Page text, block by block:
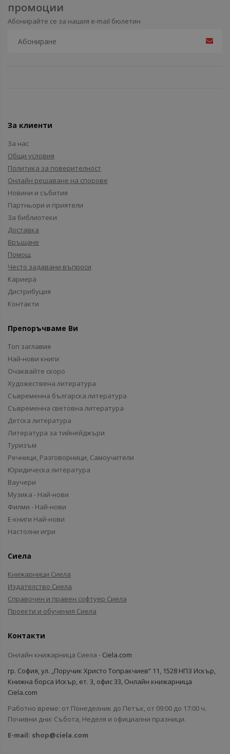
промоции
Абонирайте се за нашия e-mail бюлетин
За клиенти
За нас
Общи условия
Политика за поверителност
Онлайн решаване на спорове
Новини и събития
Партньори и приятели
За библиотеки
Доставка
Връщане
Помощ
Често задавани въпроси
Кариера
Дистрибуция
Контакти
Препоръчваме Ви
Топ заглавия
Най-нови книги
Очаквайте скоро
Художествена литература
Съвременна българска литература
Съвременна световна литература
Детска литература
Литература за тийнейджъри
Туризъм
Речници, Разговорници, Самоучители
Юридическа литература
Ваучери
Музика - Най-нови
Филми - Най-нови
Е-книги Най-нови
Настолни игри
Сиела
Книжарници Сиела
Издателство Сиела
Справочен и правен софтуер Сиела
Проекти и обучения Сиела
Контакти
Онлайн книжарница Сиела - Ciela.com
гр. София, ул. „Поручик Христо Топракчиев“ 11, 1528 НПЗ Искър,
Книжна борса Искър, ет. 3, офис 33, Онлайн книжарница
Ciela.com
Работно време: от Понеделник до Петък, от 09:00 до 17:00 ч.
Почивни дни: Събота, Неделя и официални празници.
E-mail: shop@ciela.com